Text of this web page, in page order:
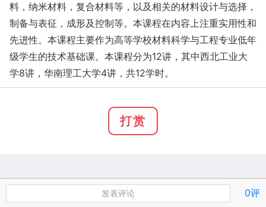
料，纳米材料，复合材料等，以及相关的材料设计与选择，
制备与表征，成形及控制等。本课程在内容上注重实用性和
先进性。本课程主要作为高等学校材料科学与工程专业低年
级学生的技术基础课。本课程分为12讲，其中西北工业大
学8讲，华南理工大学4讲，共12学时。
打赏
发表评论 0评